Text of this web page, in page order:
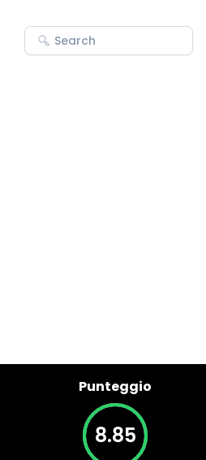
Punteggio
8.85